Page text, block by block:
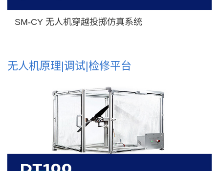
SM-CY 无人机穿越投掷仿真系统
无人机原理|调试|检修平台